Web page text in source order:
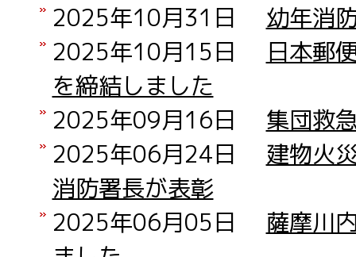
2025年10月31日 幼年消
2025年10月15日
日本郵
を締結しました
2025年09月16日 集団救
2025年06月24日 建物火
消防署長が表彰
2025年06月05日 薩摩川